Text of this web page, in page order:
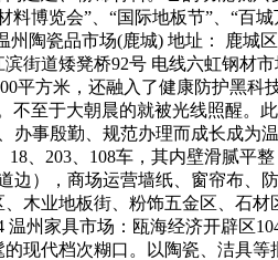
博览会”、“国际地板节”、“百
陶瓷品市场(鹿城) 地址： 鹿城
街道矮凳桥92号 电线六虹钢材
方米，还融入了健康防护黑科
至于大朝晨的就被光线照醒。
事殷勤、规范办理而成长成为
、203、108车，其内壁滑腻平
），商场运营墙纸、窗帘布、
木业地板街、粉饰五金区、石
州家具市场：瓯海经济开辟区
现代档次糊口。以陶瓷、洁具